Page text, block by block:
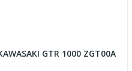
GTR 1000 ZGT00A